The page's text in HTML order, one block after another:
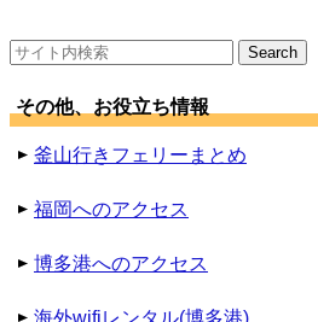
検
その他、お役立ち情報
釜山行きフェリーまとめ
福岡へのアクセス
博多港へのアクセス
海外wifiレンタル(博多港)